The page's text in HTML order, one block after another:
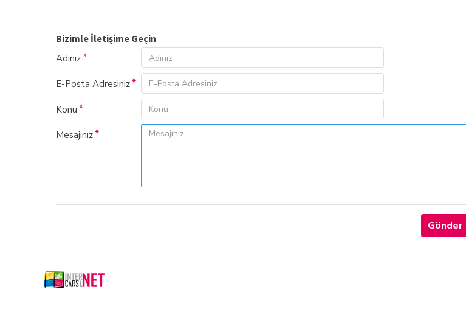
Bizimle İletişime Geçin
Adınız
E-Posta Adresiniz
Konu
Mesajınız
Gönder